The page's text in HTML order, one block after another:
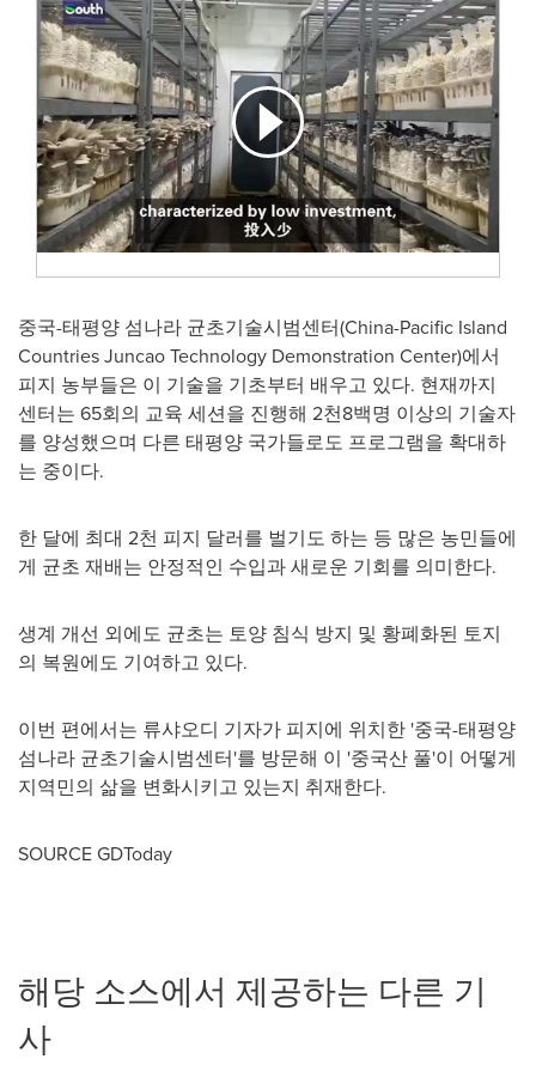
중국-태평양 섬나라 균초기술시범센터(China-Pacific Island
Countries Juncao Technology Demonstration Center)에서
피지 농부들은 이 기술을 기초부터 배우고 있다. 현재까지
센터는 65회의 교육 세션을 진행해 2천8백명 이상의 기술자
를 양성했으며 다른 태평양 국가들로도 프로그램을 확대하
는 중이다.
한 달에 최대 2천 피지 달러를 벌기도 하는 등 많은 농민들에
게 균초 재배는 안정적인 수입과 새로운 기회를 의미한다.
생계 개선 외에도 균초는 토양 침식 방지 및 황폐화된 토지
의 복원에도 기여하고 있다.
이번 편에서는 류샤오디 기자가 피지에 위치한 '중국-태평양
섬나라 균초기술시범센터'를 방문해 이 '중국산 풀'이 어떻게
지역민의 삶을 변화시키고 있는지 취재한다.
SOURCE GDToday
해당 소스에서 제공하는 다른 기
사